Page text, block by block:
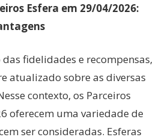
Esfera em 29/04/2026:
fidelidades e recompensas,
atualizado sobre as diversas
contexto, os Parceiros
oferecem uma variedade de
ser consideradas. Esferas